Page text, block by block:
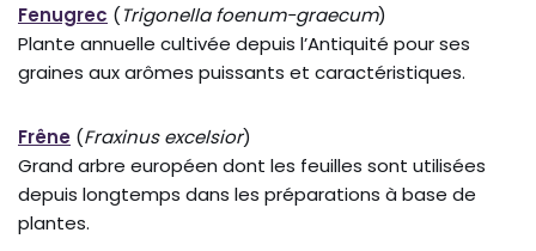
Fenugrec (Trigonella foenum-graecum)
Plante annuelle cultivée depuis l’Antiquité pour ses
graines aux arômes puissants et caractéristiques.
Frêne (Fraxinus excelsior)
Grand arbre européen dont les feuilles sont utilisées
depuis longtemps dans les préparations à base de
plantes.